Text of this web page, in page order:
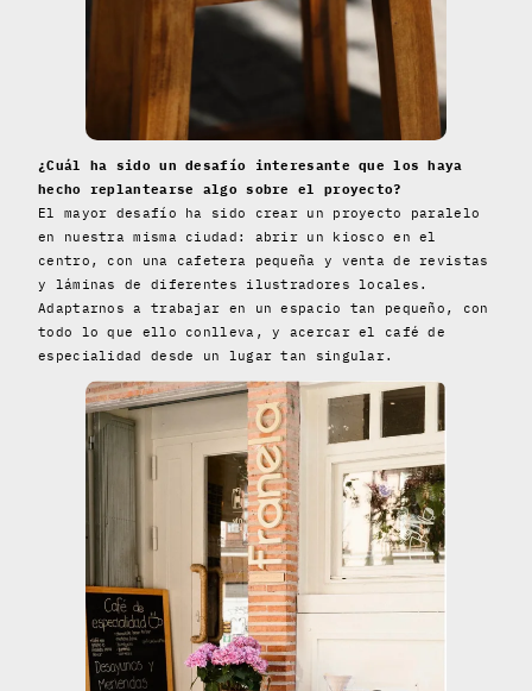
¿Cuál ha sido un desafío interesante que los haya
hecho replantearse algo sobre el proyecto?
El mayor desafío ha sido crear un proyecto paralelo
en nuestra misma ciudad: abrir un kiosco en el
centro, con una cafetera pequeña y venta de revistas
y láminas de diferentes ilustradores locales.
Adaptarnos a trabajar en un espacio tan pequeño, con
todo lo que ello conlleva, y acercar el café de
especialidad desde un lugar tan singular.